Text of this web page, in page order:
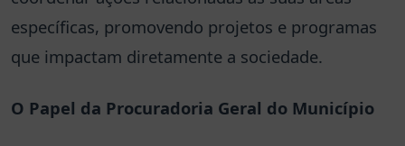
específicas, promovendo projetos e programas
que impactam diretamente a sociedade.
O Papel da Procuradoria Geral do Município